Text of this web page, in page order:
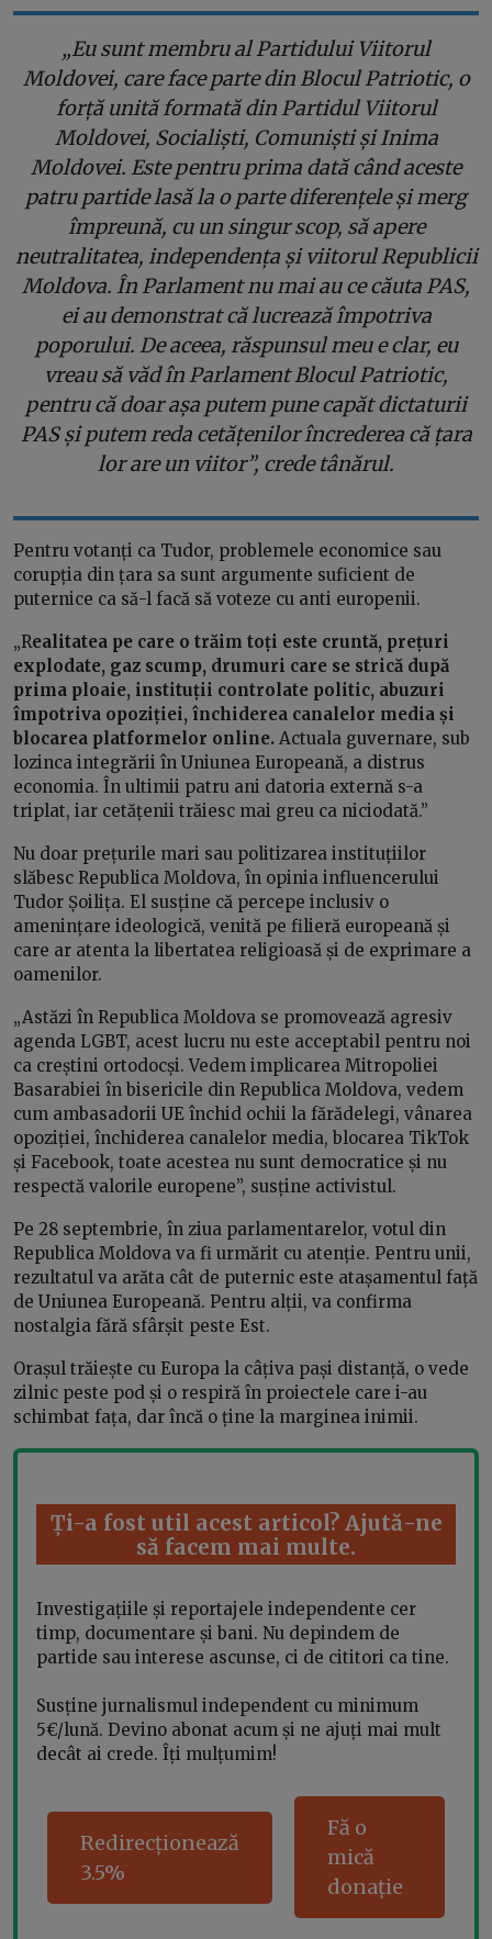
„Eu sunt membru al Partidului Viitorul
Moldovei, care face parte din Blocul Patriotic, o
forță unită formată din Partidul Viitorul
Moldovei, Socialiști, Comuniști și Inima
Moldovei. Este pentru prima dată când aceste
patru partide lasă la o parte diferențele și merg
împreună, cu un singur scop, să apere
neutralitatea, independența și viitorul Republicii
Moldova. În Parlament nu mai au ce căuta PAS,
ei au demonstrat că lucrează împotriva
poporului. De aceea, răspunsul meu e clar, eu
vreau să văd în Parlament Blocul Patriotic,
pentru că doar așa putem pune capăt dictaturii
PAS și putem reda cetățenilor încrederea că țara
lor are un viitor”, crede tânărul.
Pentru votanți ca Tudor, problemele economice sau
corupția din țara sa sunt argumente suficient de
puternice ca să-l facă să voteze cu anti europenii.
„Realitatea pe care o trăim toți este cruntă, prețuri
explodate, gaz scump, drumuri care se strică după
prima ploaie, instituții controlate politic, abuzuri
împotriva opoziției, închiderea canalelor media și
blocarea platformelor online. Actuala guvernare, sub
lozinca integrării în Uniunea Europeană, a distrus
economia. În ultimii patru ani datoria externă s-a
triplat, iar cetățenii trăiesc mai greu ca niciodată.”
Nu doar prețurile mari sau politizarea instituțiilor
slăbesc Republica Moldova, în opinia influencerului
Tudor Șoilița. El susține că percepe inclusiv o
amenințare ideologică, venită pe filieră europeană și
care ar atenta la libertatea religioasă și de exprimare a
oamenilor.
„Astăzi în Republica Moldova se promovează agresiv
agenda LGBT, acest lucru nu este acceptabil pentru noi
ca creștini ortodocși. Vedem implicarea Mitropoliei
Basarabiei în bisericile din Republica Moldova, vedem
cum ambasadorii UE închid ochii la fărădelegi, vânarea
opoziției, închiderea canalelor media, blocarea TikTok
și Facebook, toate acestea nu sunt democratice și nu
respectă valorile europene”, susține activistul.
Pe 28 septembrie, în ziua parlamentarelor, votul din
Republica Moldova va fi urmărit cu atenție. Pentru unii,
rezultatul va arăta cât de puternic este atașamentul față
de Uniunea Europeană. Pentru alții, va confirma
nostalgia fără sfârșit peste Est.
Orașul trăiește cu Europa la câțiva pași distanță, o vede
zilnic peste pod și o respiră în proiectele care i-au
schimbat fața, dar încă o ține la marginea inimii.
Ți-a fost util acest articol? Ajută-ne
să facem mai multe.
Investigațiile și reportajele independente cer
timp, documentare și bani. Nu depindem de
partide sau interese ascunse, ci de cititori ca tine.
Susține jurnalismul independent cu minimum
5€/lună. Devino abonat acum și ne ajuți mai mult
decât ai crede. Îți mulțumim!
Redirecționează
3.5%
Fă o
mică
donație